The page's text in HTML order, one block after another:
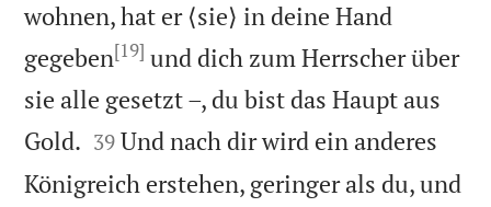
wohnen, hat er ⟨sie⟩ in deine Hand
gegeben[19] und dich zum Herrscher über
sie alle gesetzt –, du bist das Haupt aus
Gold. 

39 Und nach dir wird ein anderes
Königreich erstehen, geringer als du, und